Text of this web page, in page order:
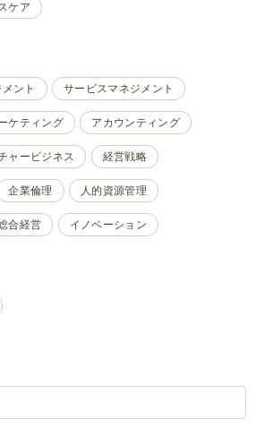
ケア
ント サービスマネジメント
ケティング アカウンティング
ャービジネス 経営戦略
企業倫理 人的資源管理
合経営 イノベーション